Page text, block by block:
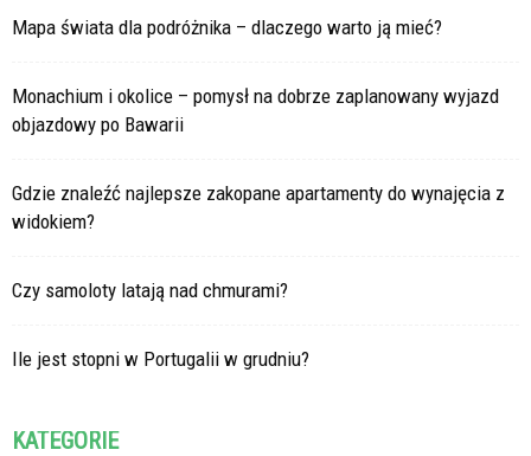
Mapa świata dla podróżnika – dlaczego warto ją mieć?
Monachium i okolice – pomysł na dobrze zaplanowany wyjazd
objazdowy po Bawarii
Gdzie znaleźć najlepsze zakopane apartamenty do wynajęcia z
widokiem?
Czy samoloty latają nad chmurami?
Ile jest stopni w Portugalii w grudniu?
KATEGORIE